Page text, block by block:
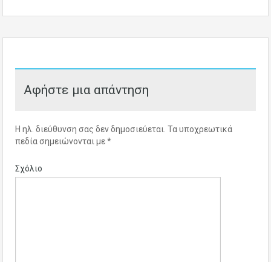
Αφήστε μια απάντηση
Η ηλ. διεύθυνση σας δεν δημοσιεύεται. Τα υποχρεωτικά
πεδία σημειώνονται με*
Σχόλιο